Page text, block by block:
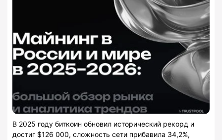
В 2025 году биткоин обновил исторический рекорд и
достиг $126 000, сложность сети прибавила 34,2%,